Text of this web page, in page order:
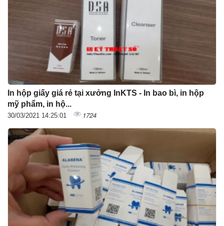
In hộp giấy giá rẻ tại xưởng InKTS - In bao bì, in hộp
mỹ phẩm, in hộ...
30/03/2021 14:25:01 1724